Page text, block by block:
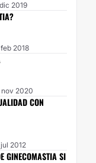
2019
2018
nov 2020
CON
2012
GINECOMASTIA SI